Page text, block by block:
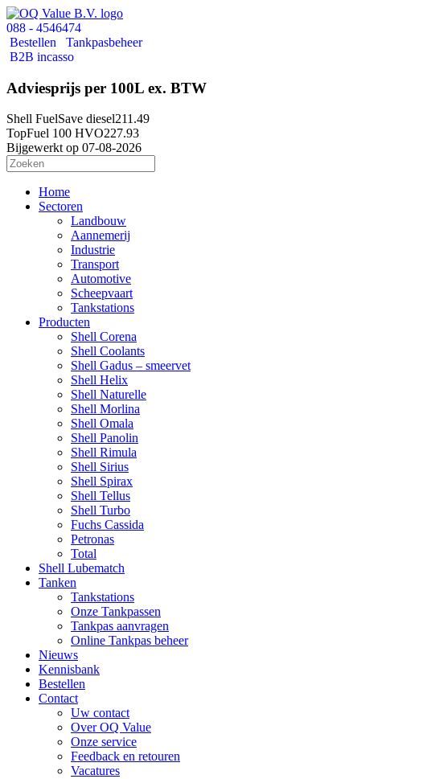
088 - 4546474
Bestellen
Tankpasbeheer
B2B incasso
Adviesprijs per 100L ex. BTW
Shell FuelSave diesel211.49
TopFuel 100 HVO227.93
Bijgewerkt op 07-08-2026
Home
Sectoren
Landbouw
Aannemerij
Industrie
Transport
Automotive
Scheepvaart
Tankstations
Producten
Shell Corena
Shell Coolants
Shell Gadus – smeervet
Shell Helix
Shell Naturelle
Shell Morlina
Shell Omala
Shell Panolin
Shell Rimula
Shell Sirius
Shell Spirax
Shell Tellus
Shell Turbo
Fuchs Cassida
Petronas
Total
Shell Lubematch
Tanken
Tankstations
Onze Tankpassen
Tankpas aanvragen
Online Tankpas beheer
Nieuws
Kennisbank
Bestellen
Contact
Uw contact
Over OQ Value
Onze service
Feedback en retouren
Vacatures